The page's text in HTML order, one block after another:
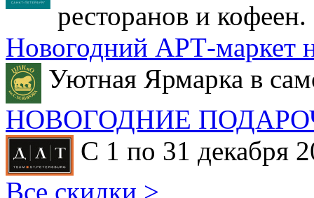
ресторанов и кофеен.
Новогодний АРТ-маркет
Уютная Ярмарка в
НОВОГОДНИЕ
С 1 по 31 декабря
Все скидки >